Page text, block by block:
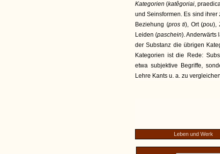
Kategorien(katêgoriai,
und Seinsformen. Es sind ihrer
Beziehung (pros ti), Ort (pou),
Leiden (paschein). Anderwärts
der Substanz die übrigen
Kategorien ist die Rede:
etwa subjektive Begriffe,
Lehre Kants u. a. zu
Leben und Werk